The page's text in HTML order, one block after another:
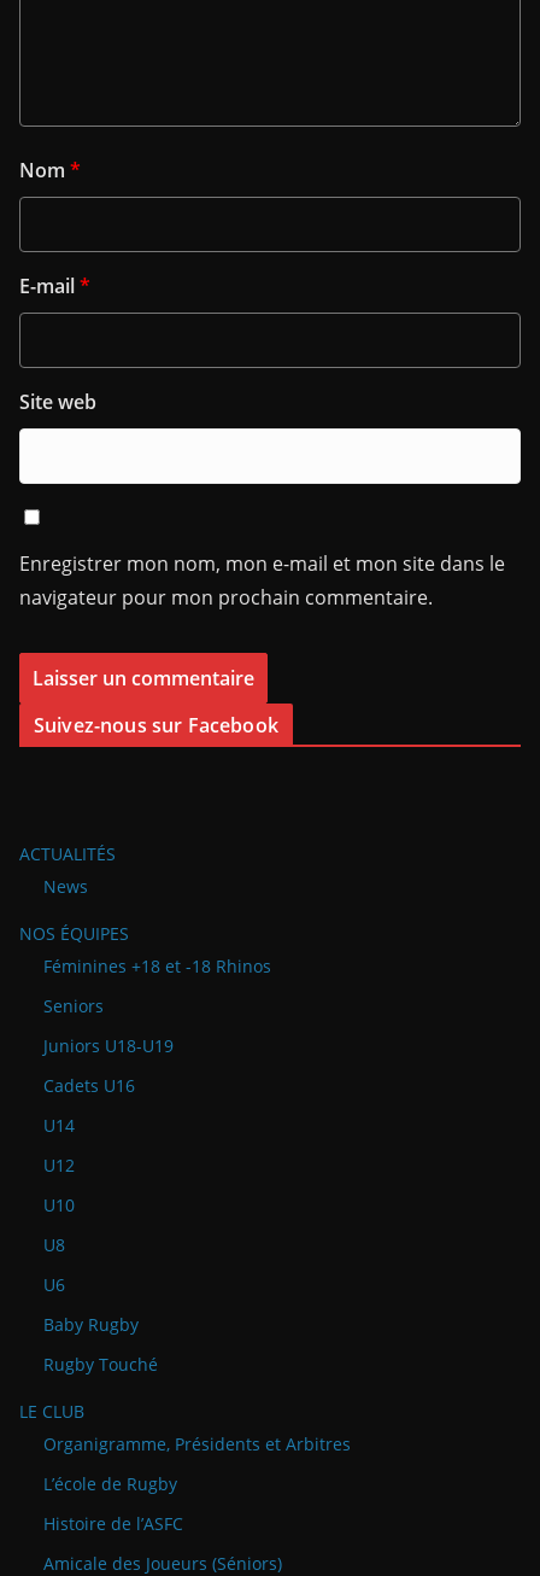
Nom *
E-mail*
Site web
Enregistrer mon nom, mon e-mail et mon site dans le
navigateur pour mon prochain commentaire.
Suivez-nous sur Facebook
ACTUALITÉS
News
NOS ÉQUIPES
Féminines +18 et -18 Rhinos
Seniors
Juniors U18-U19
Cadets U16
U14
U12
U10
U8
U6
Baby Rugby
Rugby Touché
LE CLUB
Organigramme, Présidents et Arbitres
L’école de Rugby
Histoire de l’ASFC
Amicale des Joueurs (Séniors)